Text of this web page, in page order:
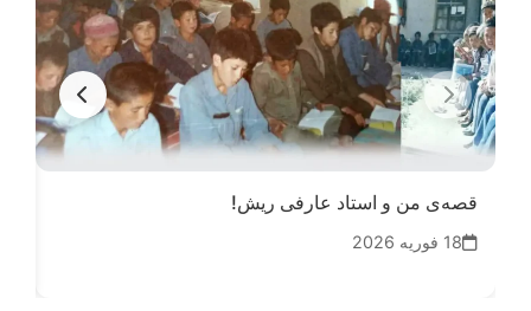
قصه‌ی من و استاد عارفی ریش!
18 فوریه 2026